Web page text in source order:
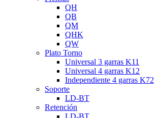
QH
QB
QM
QHK
QW
Plato Torno
Universal 3 garras K11
Universal 4 garras K12
Independiente 4 garras K72
Soporte
LD-BT
Retención
LD-BT